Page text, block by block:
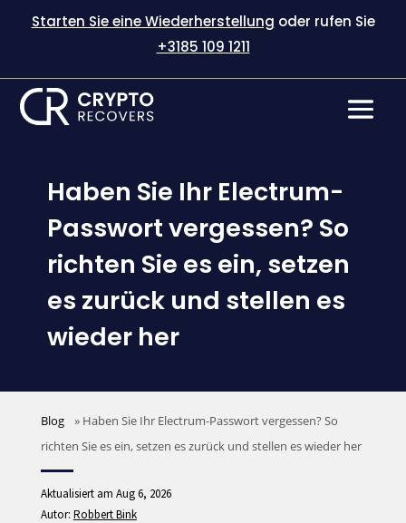
Starten Sie eine Wiederherstellung oder rufen Sie
+3185 109 1211
Haben Sie Ihr Electrum-
Passwort vergessen? So
richten Sie es ein, setzen
es zurück und stellen es
wieder her
Blog » Haben Sie Ihr Electrum-Passwort vergessen? So
richten Sie es ein, setzen es zurück und stellen es wieder her
Aktualisiert am Aug 6, 2026
Autor: Robbert Bink